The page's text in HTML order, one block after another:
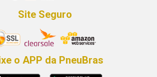
Site Seguro
o APP da PneuBras